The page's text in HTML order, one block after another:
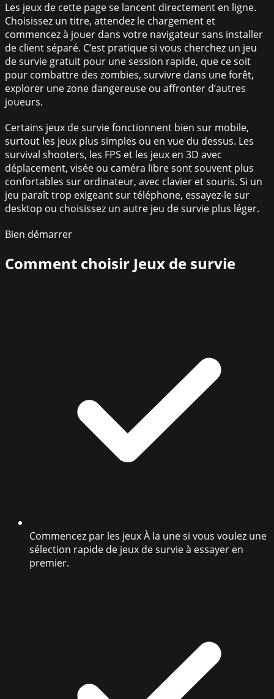
Les jeux de cette page se lancent directement en ligne.
Choisissez un titre, attendez le chargement et
commencez à jouer dans votre navigateur sans installer
de client séparé. C’est pratique si vous cherchez un jeu
de survie gratuit pour une session rapide, que ce soit
pour combattre des zombies, survivre dans une forêt,
explorer une zone dangereuse ou affronter d’autres
joueurs.
Certains jeux de survie fonctionnent bien sur mobile,
surtout les jeux plus simples ou en vue du dessus. Les
survival shooters, les FPS et les jeux en 3D avec
déplacement, visée ou caméra libre sont souvent plus
confortables sur ordinateur, avec clavier et souris. Si un
jeu paraît trop exigeant sur téléphone, essayez-le sur
desktop ou choisissez un autre jeu de survie plus léger.
Bien démarrer
Comment choisir Jeux de survie
Commencez par les jeux À la une si vous voulez une
sélection rapide de jeux de survie à essayer en
premier.